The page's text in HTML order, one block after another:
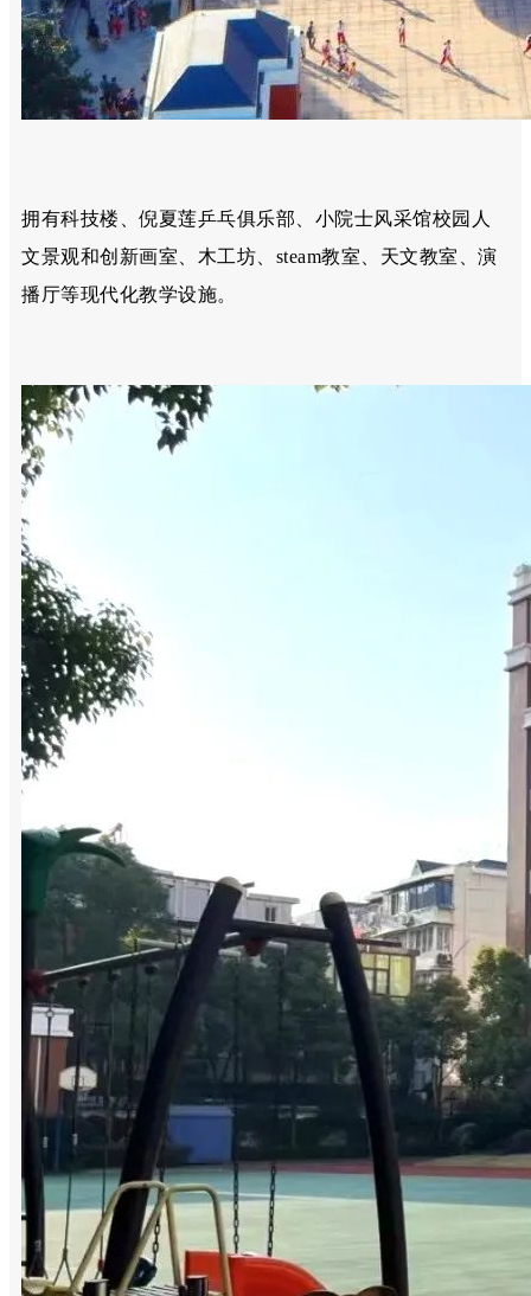
拥有科技楼、倪夏莲乒乓俱乐部、小院士风采馆校园人
文景观和创新画室、木工坊、steam教室、天文教室、演
播厅等现代化教学设施。